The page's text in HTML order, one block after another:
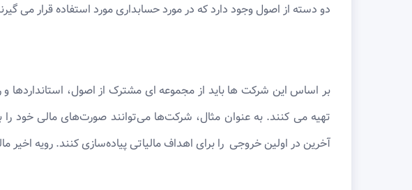
دو دسته از اصول وجود دارد که در مورد حسابداری مورد استفاده قرار می
بر اساس این شرکت ها باید از مجموعه ای مشترک از اصول، استانداردها
تهیه می کنند. به عنوان مثال، شرکت‌ها می‌توانند صورت‌های مالی خود
آخرین در اولین خروجی را برای اهداف مالیاتی پیاده‌سازی کنند. رویه